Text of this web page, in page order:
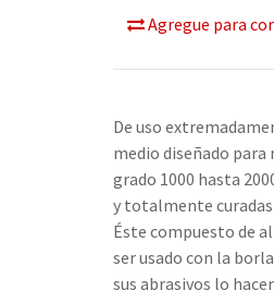
Agregue para
De uso
medio diseñado para
grado 1000 hasta
y totalmente curadas
Éste compuesto de
ser usado con la
sus abrasivos lo